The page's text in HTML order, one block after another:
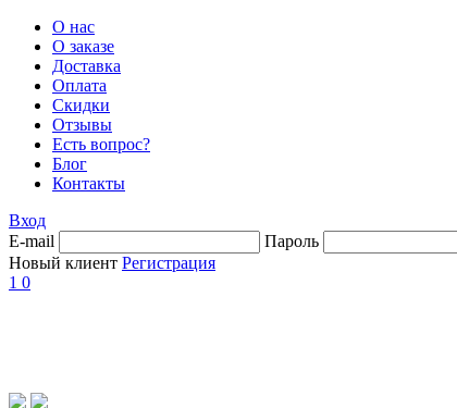
О нас
О заказе
Доставка
Оплата
Скидки
Отзывы
Есть вопрос?
Блог
Контакты
Вход
E-mail
Пароль
Новый клиент Регистрация
1 0